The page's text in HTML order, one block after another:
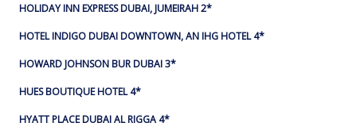
HOLIDAY INN EXPRESS DUBAI, JUMEIRAH 2*
HOTEL INDIGO DUBAI DOWNTOWN, AN IHG HOTEL 4*
HOWARD JOHNSON BUR DUBAI 3*
HUES BOUTIQUE HOTEL 4*
HYATT PLACE DUBAI AL RIGGA 4*